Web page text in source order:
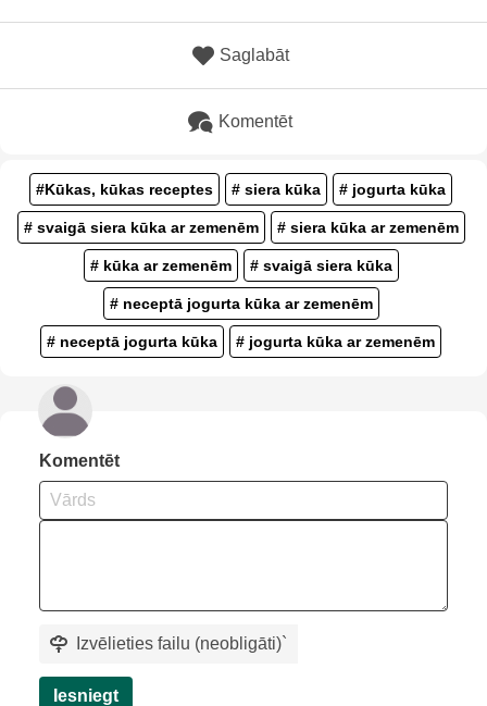
Saglabāt
Komentēt
#Kūkas, kūkas receptes # siera kūka # jogurta kūka
# svaigā siera kūka ar zemenēm # siera kūka ar zemenēm
# kūka ar zemenēm # svaigā siera kūka
# neceptā jogurta kūka ar zemenēm
# neceptā jogurta kūka # jogurta kūka ar zemenēm
Komentēt
Izvēlieties failu (neobligāti)`
Iesniegt